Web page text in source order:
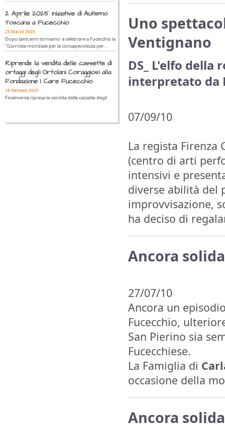
Uno
Ventignano
DS_ L'elfo della
interpretato da
07/09/10
La regista Firenza
(centro di arti
intensivi e
diverse abilità del
improvvisazione,
ha deciso di
Ancora
27/07/10
Ancora un
Fucecchio,
San Pierino sia
Fucecchiese.
La Famiglia di
occasione della
Ancora
2 Aprile 2025 iniziative di Autismo
Toscana a Fucecchio
25 Marzo 2025
Dopo tanti anni torniamo a celebrare a Fucecchio la
"Giornata mondiale per la consapevolezza per...
Riprende la vendita delle cassette di
ortaggi degli Ortolani Coraggiosi alla
Fondazione I Care Fucecchio
18 Gennaio 2025
Finalmente ripresa la vendita delle cassette degli